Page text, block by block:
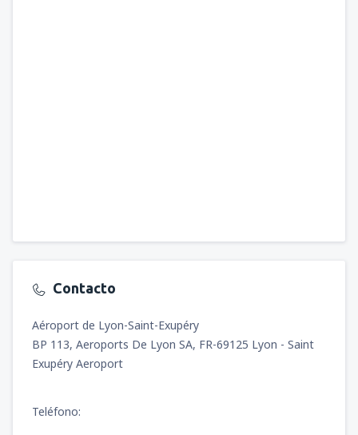
Contacto
Aéroport de Lyon-Saint-Exupéry
BP 113, Aeroports De Lyon SA, FR-69125 Lyon - Saint
Exupéry Aeroport
Teléfono: